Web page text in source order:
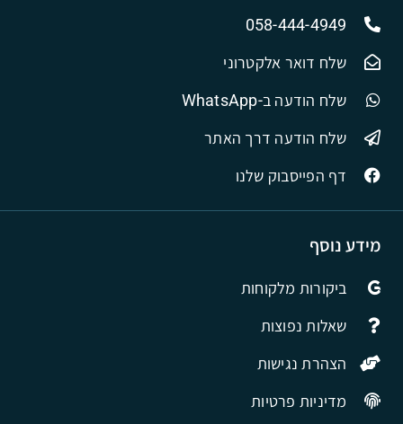
מידע נוסף
ביקורות מלקוחות
שאלות נפוצות
הצהרת נגישות
מדיניות פרטיות
058-444-4949
שלח דואר אלקטרוני
שלח הודעה ב-WhatsApp
שלח הודעה דרך האתר
דף הפייסבוק שלנו